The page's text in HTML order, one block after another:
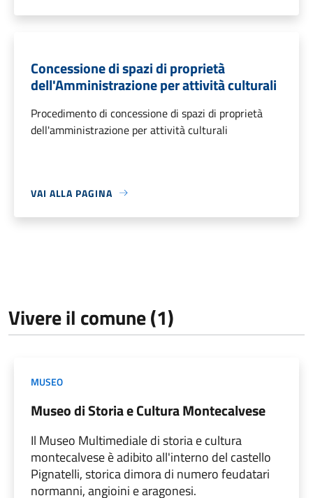
Concessione di spazi di proprietà
dell'Amministrazione per attività culturali
Procedimento di concessione di spazi di proprietà
dell'amministrazione per attività culturali
VAI ALLA PAGINA
Vivere il comune (1)
MUSEO
Museo di Storia e Cultura Montecalvese
Il Museo Multimediale di storia e cultura
montecalvese è adibito all'interno del castello
Pignatelli, storica dimora di numero feudatari
normanni, angioini e aragonesi.